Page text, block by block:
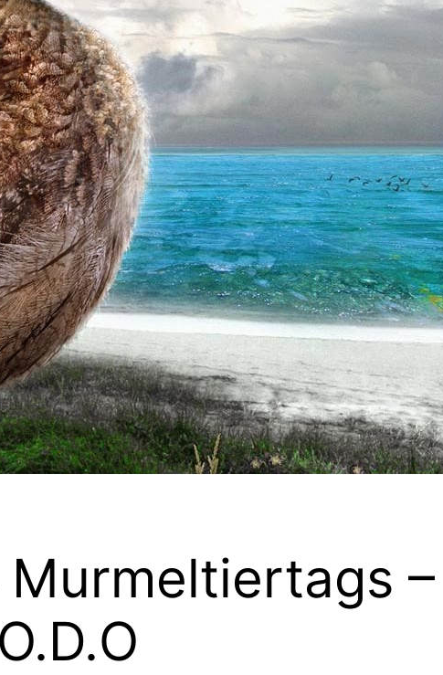
Murmeltiertags